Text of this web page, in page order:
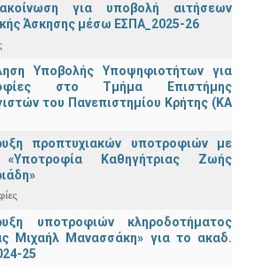
για υποβολή αιτήσεων
Άσκησης μέσω ΕΣΠΑ_2025-26
Υποβολής Υποψηφιοτήτων για
στο Τμήμα Επιστήμης
του Πανεπιστημίου Κρήτης (ΚΑ
προπτυχιακών υποτροφιών με
«Υποτροφία Καθηγήτριας Ζωής
υποτροφιών κληροδοτήματος
Μιχαήλ Μανασσάκη» για το ακαδ.
25